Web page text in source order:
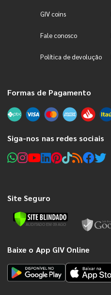
GIV coins
Fale conosco
Política de devolução
Formas de Pagamento
Siga-nos nas redes sociais
Site Seguro
Baixe o App GIV Online